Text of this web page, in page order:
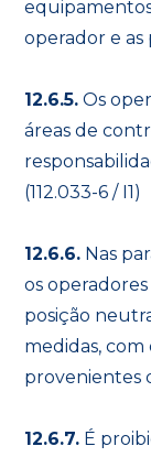
operador e as
12.6.5. Os
áreas de
(112.033-6 / I1)
12.6.6. Nas
os
posição
medidas,
provenientes
12.6.7. É